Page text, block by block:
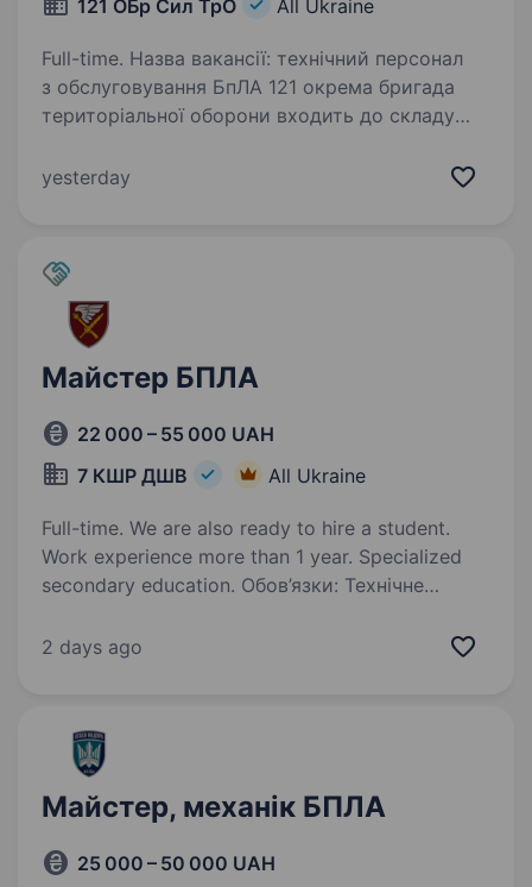
121 ОБр Сил ТрО
All Ukraine
Full-time. Назва вакансії: технічний персонал
з обслуговування БпЛА 121 окрема бригада
територіальної оборони входить до складу
територіальної оборони з місцем постійної
yesterday
Майстер БПЛА
22 000 – 55 000 UAH
7 КШР ДШВ
All Ukraine
Full-time. We are also ready to hire a student.
Work experience more than 1 year. Specialized
secondary education. Обов’язки: Технічне
безпілотних літальних апаратів
механічних та програмних компонентів…
2 days ago
Майстер, механік БПЛА
25 000 – 50 000 UAH